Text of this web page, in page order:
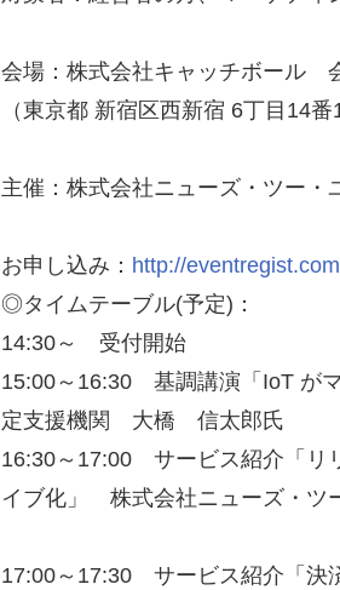
会場：株式会社キャッチボール
（東京都 新宿区西新宿 6丁目14
主催：株式会社ニューズ・ツー・
お申し込み： http://
◎タイムテーブル(予定)：
14:30～ 受付開始
15:00～16:30 基調講演「IoT が
定支援機関 大橋 信太郎氏
16:30～17:00 サービス紹介「リ
イブ化」 株式会社ニューズ・ツ
17:00～17:30 サービス紹介「決